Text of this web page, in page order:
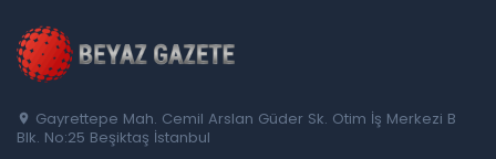
Gayrettepe Mah. Cemil Arslan Güder Sk. Otim İş Merkezi B
Blk. No:25 Beşiktaş İstanbul